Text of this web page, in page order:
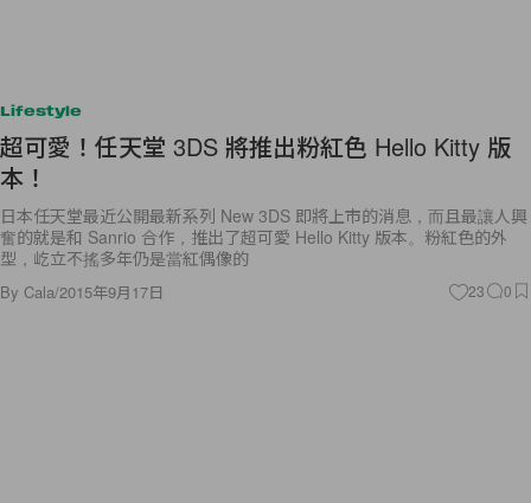
Lifestyle
超可愛！任天堂 3DS 將推出粉紅色 Hello Kitty 版
本！
日本任天堂最近公開最新系列 New 3DS 即將上市的消息，而且最讓人興
奮的就是和 Sanrio 合作，推出了超可愛 Hello Kitty 版本。粉紅色的外
型，屹立不搖多年仍是當紅偶像的
By Cala/2015年9月17日 23 0